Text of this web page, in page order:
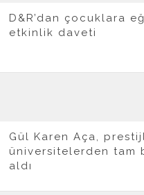
D&R’dan çocuklara
etkinlik daveti
Gül Karen Aça,
üniversitelerden tam
aldı